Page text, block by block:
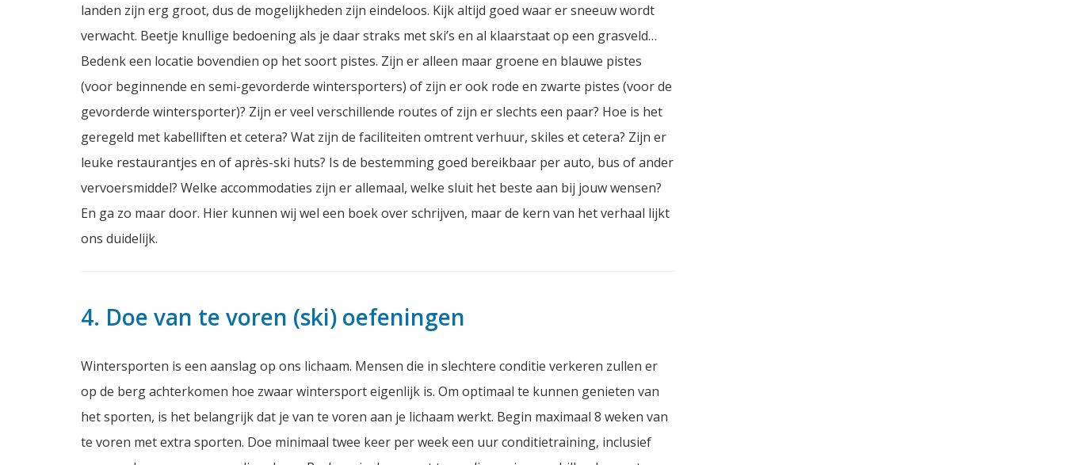
landen zijn erg groot, dus de mogelijkheden zijn eindeloos. Kijk altijd goed waar er sneeuw wordt
verwacht. Beetje knullige bedoening als je daar straks met ski’s en al klaarstaat op een grasveld…
Bedenk een locatie bovendien op het soort pistes. Zijn er alleen maar groene en blauwe pistes
(voor beginnende en semi-gevorderde wintersporters) of zijn er ook rode en zwarte pistes (voor de
gevorderde wintersporter)? Zijn er veel verschillende routes of zijn er slechts een paar? Hoe is het
geregeld met kabelliften et cetera? Wat zijn de faciliteiten omtrent verhuur, skiles et cetera? Zijn er
leuke restaurantjes en of après-ski huts? Is de bestemming goed bereikbaar per auto, bus of ander
vervoersmiddel? Welke accommodaties zijn er allemaal, welke sluit het beste aan bij jouw wensen?
En ga zo maar door. Hier kunnen wij wel een boek over schrijven, maar de kern van het verhaal lijkt
ons duidelijk.
4. Doe van te voren (ski) oefeningen
Wintersporten is een aanslag op ons lichaam. Mensen die in slechtere conditie verkeren zullen er
op de berg achterkomen hoe zwaar wintersport eigenlijk is. Om optimaal te kunnen genieten van
het sporten, is het belangrijk dat je van te voren aan je lichaam werkt. Begin maximaal 8 weken van
te voren met extra sporten. Doe minimaal twee keer per week een uur conditietraining, inclusief